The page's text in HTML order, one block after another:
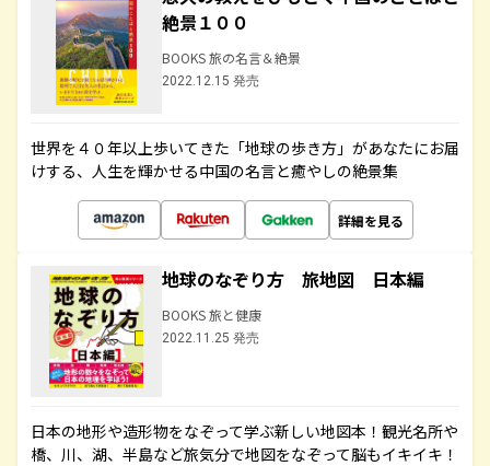
絶景１００
BOOKS 旅の名言＆絶景
2022.12.15 発売
世界を４０年以上歩いてきた「地球の歩き方」があなたにお届
けする、人生を輝かせる中国の名言と癒やしの絶景集
詳細を見る
地球のなぞり方 旅地図 日本編
BOOKS 旅と健康
2022.11.25 発売
日本の地形や造形物をなぞって学ぶ新しい地図本！観光名所や
橋、川、湖、半島など旅気分で地図をなぞって脳もイキイキ！